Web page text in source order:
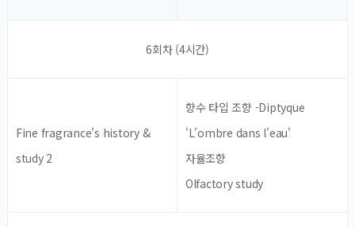
6회차 (4시간)
Fine fragrance's history &
study 2
향수 타입 조향 -Diptyque
'L'ombre dans l'eau'
자율조향
Olfactory study